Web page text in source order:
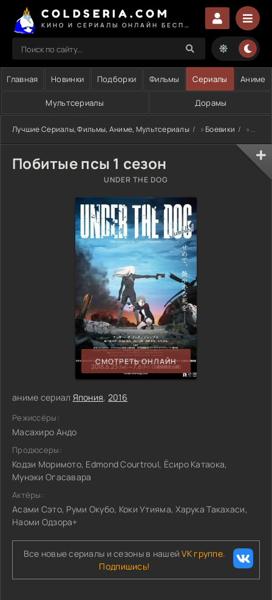
COLDSERIA.COM
Главная Новинки Подборки Фильмы Сериалы Аниме
Мультсериалы Дорамы
Лучшие Сериалы, Фильмы, Аниме, Мультсериалы »Боевики » Побитые псы 1 сезон
Побитые псы 1 сезон
UNDER THE DOG
СМОТРЕТЬ ОНЛАЙН
аниме сериал Япония, 2016
Режиссёры:
Масахиро Андо
Продюсеры:
Кодзи Моримото, Edmond Courtroul, Ёсиро Катаока,
Мунэки Огасавара
Актёры:
Асами Сэто, Руми Окубо, Коки Утияма, Харука Такахаси,
Наоми Одзора+
Все новые сериалы и сезоны в нашейVK группе.
Подпишись!